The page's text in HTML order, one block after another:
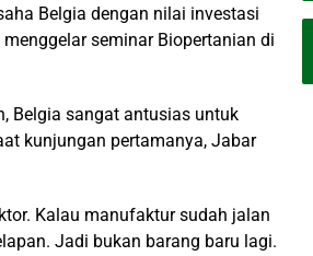
Belgia dengan nilai investasi
seminar Biopertanian di
Belgia sangat antusias untuk
kunjungan pertamanya, Jabar
Kalau manufaktur sudah jalan
Jadi bukan barang baru lagi.